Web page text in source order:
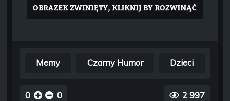
Memy Czarny Humor Dzieci
0 0 2 997